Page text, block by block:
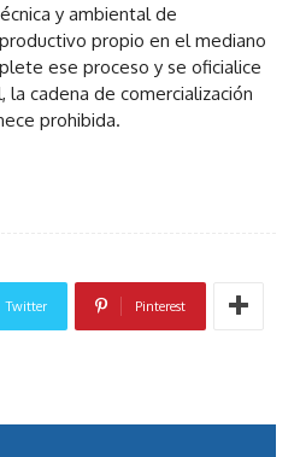
y ambiental de
propio en el mediano
ese proceso y se oficialice
cadena de comercialización
prohibida.
Twitter Pinterest